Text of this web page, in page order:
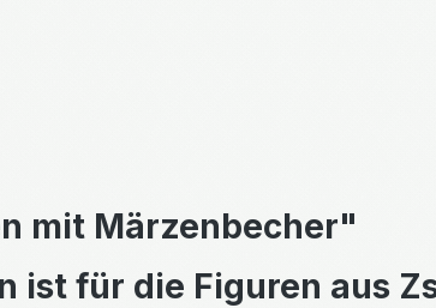
mit Märzenbecher"
ist für die Figuren aus